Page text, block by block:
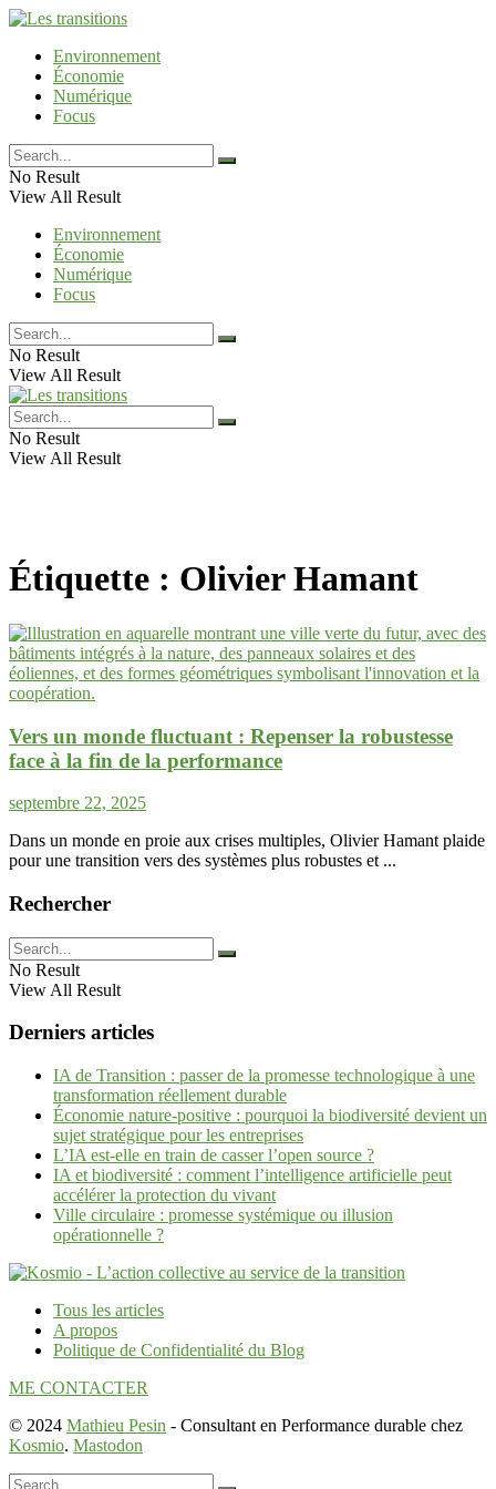
Environnement
Économie
Numérique
Focus
No Result
View All Result
Environnement
Économie
Numérique
Focus
No Result
View All Result
No Result
View All Result
Étiquette : Olivier Hamant
Vers un monde fluctuant : Repenser la robustesse
face à la fin de la performance
septembre 22, 2025
Dans un monde en proie aux crises multiples, Olivier Hamant plaide
pour une transition vers des systèmes plus robustes et ...
Rechercher
No Result
View All Result
Derniers articles
IA de Transition : passer de la promesse technologique à une
transformation réellement durable
Économie nature-positive : pourquoi la biodiversité devient un
sujet stratégique pour les entreprises
L’IA est-elle en train de casser l’open source ?
IA et biodiversité : comment l’intelligence artificielle peut
accélérer la protection du vivant
Ville circulaire : promesse systémique ou illusion
opérationnelle ?
Tous les articles
A propos
Politique de Confidentialité du Blog
ME CONTACTER
© 2024 Mathieu Pesin - Consultant en Performance durable chez
Kosmio. Mastodon